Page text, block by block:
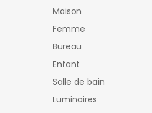
Maison
Femme
Bureau
Enfant
Salle de bain
Luminaires